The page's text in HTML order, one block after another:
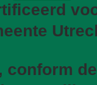
conform